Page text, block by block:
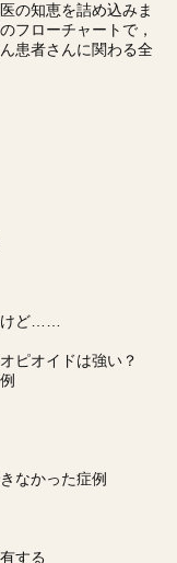
の知恵を詰め込みま
フローチャートで，
患者さんに関わる全
ど……
オイドは強い？
かった症例
する